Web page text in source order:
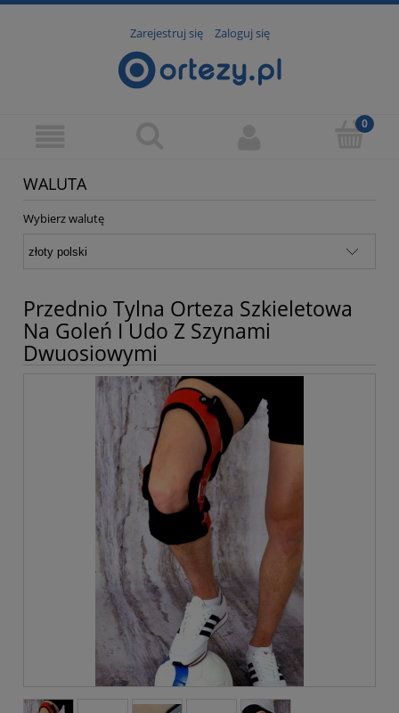
Zarejestruj się Zaloguj się
WALUTA
Wybierz walutę
Przednio Tylna Orteza Szkieletowa
Na Goleń I Udo Z Szynami
Dwuosiowymi